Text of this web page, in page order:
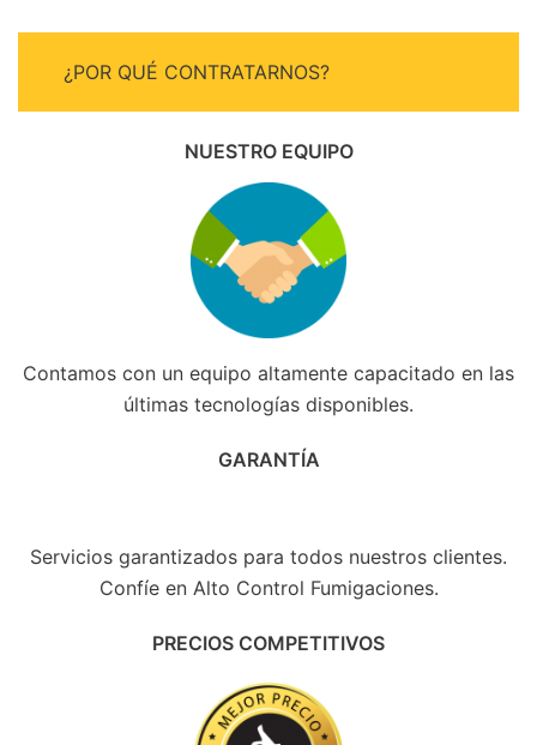
¿POR QUÉ CONTRATARNOS?
NUESTRO EQUIPO
Contamos con un equipo altamente capacitado en las
últimas tecnologías disponibles.
GARANTÍA
Servicios garantizados para todos nuestros clientes.
Confíe en Alto Control Fumigaciones.
PRECIOS COMPETITIVOS